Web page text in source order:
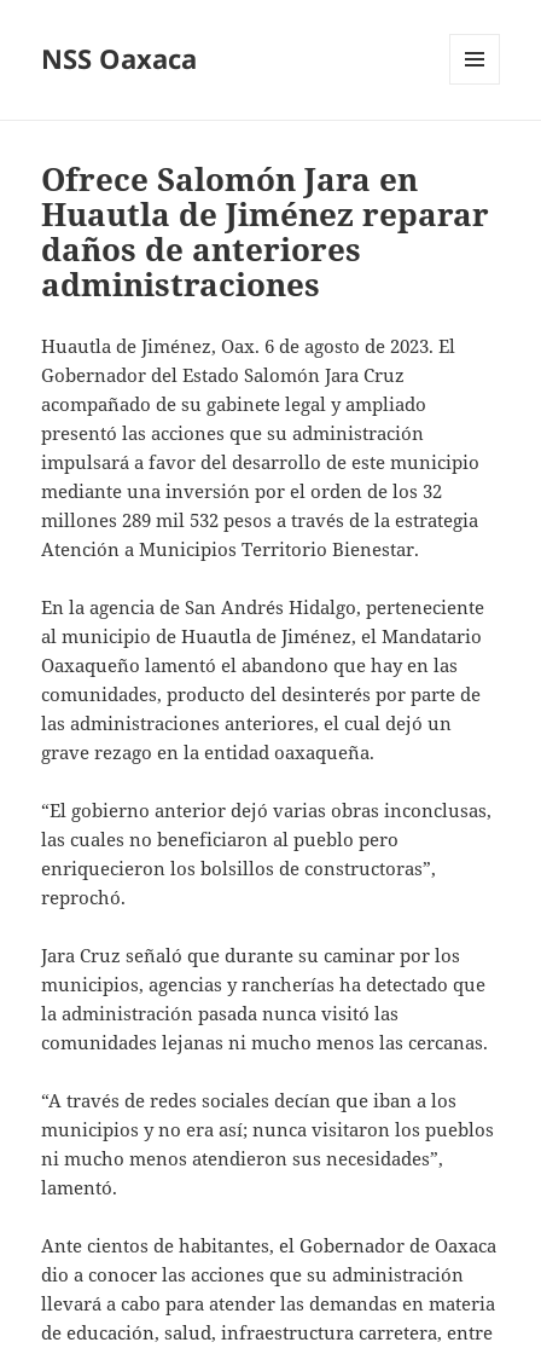
NSS Oaxaca
Ofrece Salomón Jara en
Huautla de Jiménez reparar
daños de anteriores
administraciones
Huautla de Jiménez, Oax. 6 de agosto de 2023. El
Gobernador del Estado Salomón Jara Cruz
acompañado de su gabinete legal y ampliado
presentó las acciones que su administración
impulsará a favor del desarrollo de este municipio
mediante una inversión por el orden de los 32
millones 289 mil 532 pesos a través de la estrategia
Atención a Municipios Territorio Bienestar.
En la agencia de San Andrés Hidalgo, perteneciente
al municipio de Huautla de Jiménez, el Mandatario
Oaxaqueño lamentó el abandono que hay en las
comunidades, producto del desinterés por parte de
las administraciones anteriores, el cual dejó un
grave rezago en la entidad oaxaqueña.
“El gobierno anterior dejó varias obras inconclusas,
las cuales no beneficiaron al pueblo pero
enriquecieron los bolsillos de constructoras”,
reprochó.
Jara Cruz señaló que durante su caminar por los
municipios, agencias y rancherías ha detectado que
la administración pasada nunca visitó las
comunidades lejanas ni mucho menos las cercanas.
“A través de redes sociales decían que iban a los
municipios y no era así; nunca visitaron los pueblos
ni mucho menos atendieron sus necesidades”,
lamentó.
Ante cientos de habitantes, el Gobernador de Oaxaca
dio a conocer las acciones que su administración
llevará a cabo para atender las demandas en materia
de educación, salud, infraestructura carretera, entre